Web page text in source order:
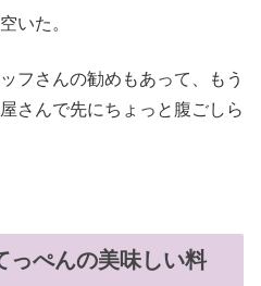
いた。
フさんの勧めもあって、もう
さんで先にちょっと腹ごしら
っぺんの美味しい料